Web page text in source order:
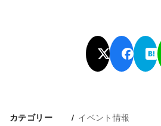
カテゴリー イベント情報